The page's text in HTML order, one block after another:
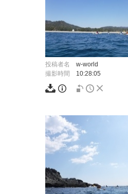
投稿者名
w-world
撮影時間
10:28:05